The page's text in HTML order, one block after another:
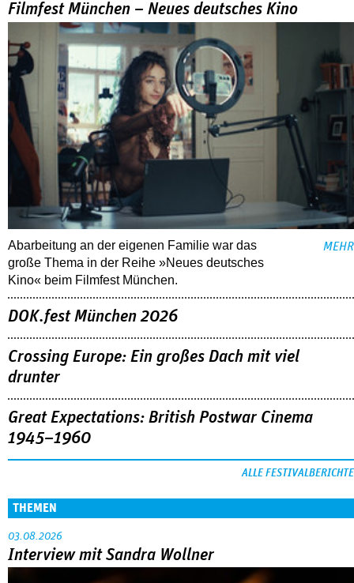
Filmfest München – Neues deutsches Kino
Abarbeitung an der eigenen Familie war das
große Thema in der Reihe »Neues deutsches
Kino« beim Filmfest München.
MEHR
DOK.fest München 2026
Crossing Europe: Ein großes Dach mit viel
drunter
Great Expectations: British Postwar Cinema
1945–1960
ALLE FESTIVALBERICHTE
THEMEN
03.08.2026
Interview mit Sandra Wollner